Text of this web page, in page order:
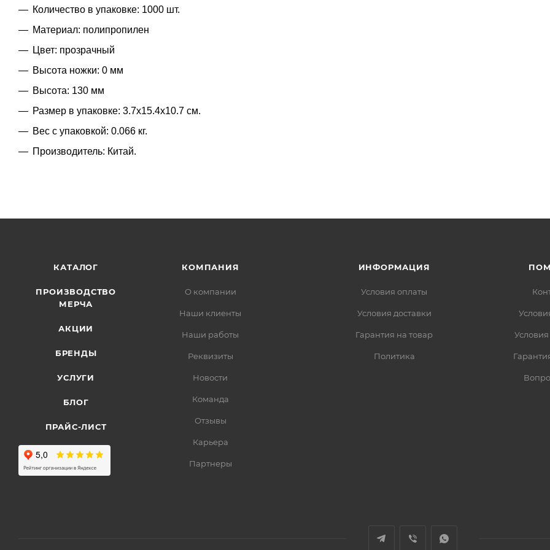
Количество в упаковке: 1000 шт.
Материал: полипропилен
Цвет: прозрачный
Высота ножки: 0 мм
Высота: 130 мм
Размер в упаковке: 3.7x15.4x10.7 см.
Вес с упаковкой: 0.066 кг.
Производитель: Китай.
КАТАЛОГ
ПРОИЗВОДСТВО
МЕРЧА
АКЦИИ
БРЕНДЫ
УСЛУГИ
БЛОГ
ПРАЙС-ЛИСТ
КОМПАНИЯ
О компании
Наши клиенты
Наши работы
Реквизиты
Новости
Команда
Отзывы
Карьера
Партнеры
ИНФОРМАЦИЯ
Условия оплаты
Условия доставки
Гарантия на товар
Политика
Условия